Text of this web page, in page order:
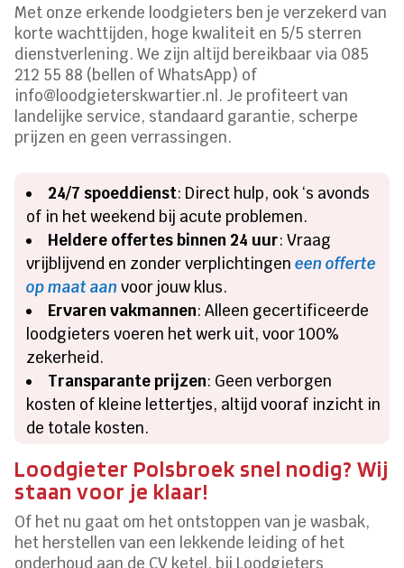
Met onze erkende loodgieters ben je verzekerd van
korte wachttijden, hoge kwaliteit en 5/5 sterren
dienstverlening. We zijn altijd bereikbaar via 085
212 55 88 (bellen of WhatsApp) of
info@loodgieterskwartier.nl. Je profiteert van
landelijke service, standaard garantie, scherpe
prijzen en geen verrassingen.
24/7 spoeddienst: Direct hulp, ook ‘s avonds
of in het weekend bij acute problemen.
Heldere offertes binnen 24 uur: Vraag
vrijblijvend en zonder verplichtingeneen offerte
op maat aan voor jouw klus.
Ervaren vakmannen: Alleen gecertificeerde
loodgieters voeren het werk uit, voor 100%
zekerheid.
Transparante prijzen: Geen verborgen
kosten of kleine lettertjes, altijd vooraf inzicht in
de totale kosten.
Loodgieter Polsbroek snel nodig? Wij
staan voor je klaar!
Of het nu gaat om het ontstoppen van je wasbak,
het herstellen van een lekkende leiding of het
onderhoud aan de CV ketel, bij Loodgieters